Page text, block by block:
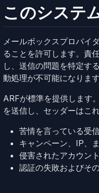
このシステ
メールボックスプロバイ
ることを許可します。責
し、送信の問題を特定す
動処理が不可能になります
ARFが標準を提供します
を送信し、セッダーはこ
苦情を言っている受
キャンペーン、IP、
侵害されたアカウン
認証の失敗およびそ